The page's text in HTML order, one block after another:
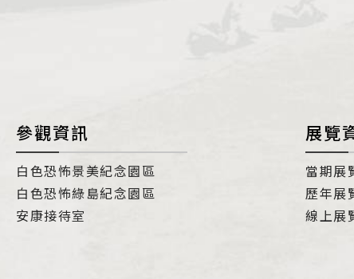
參觀資訊
白色恐怖景美紀念園區
白色恐怖綠島紀念園區
安康接待室
展覽
當期展
歷年展
線上展